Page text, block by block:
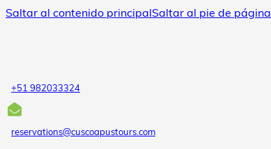
Saltar al contenido principalSaltar al pie de página
+51 982033324
reservations@cuscoapustours.com